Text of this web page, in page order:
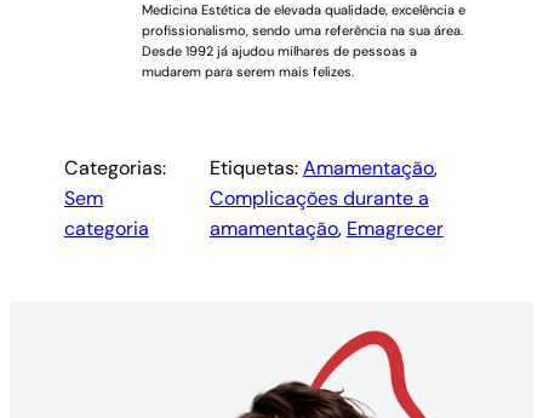
Medicina Estética de elevada qualidade, excelência e
profissionalismo, sendo uma referência na sua área.
Desde 1992 já ajudou milhares de pessoas a
mudarem para serem mais felizes.
Categorias:
Sem
categoria
Etiquetas:Amamentação,
Complicações durante a
amamentação, Emagrecer